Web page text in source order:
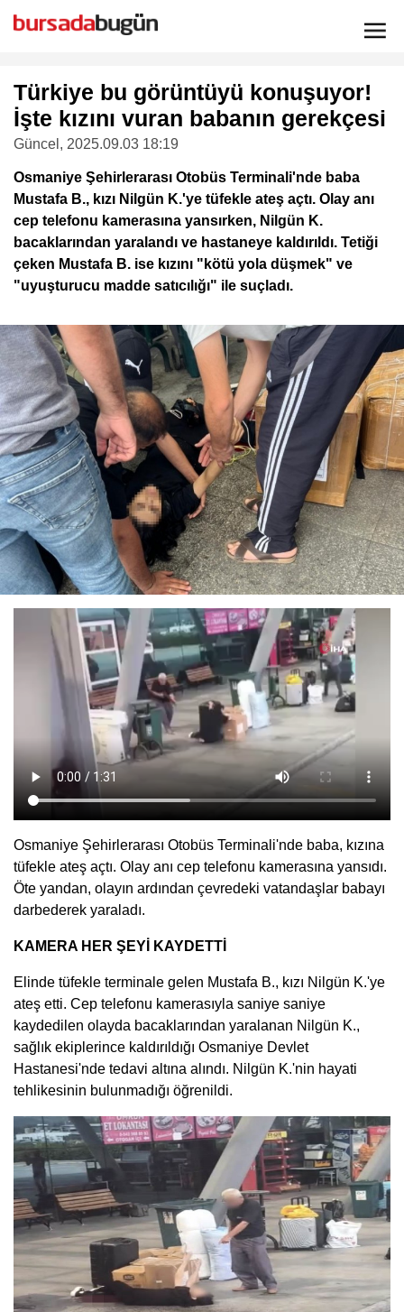
Türkiye bu görüntüyü konuşuyor!
İşte kızını vuran babanın gerekçesi
Güncel , 2025.09.03 18:19
Osmaniye Şehirlerarası Otobüs Terminali'nde baba
Mustafa B., kızı Nilgün K.'ye tüfekle ateş açtı. Olay anı
cep telefonu kamerasına yansırken, Nilgün K.
bacaklarından yaralandı ve hastaneye kaldırıldı. Tetiği
çeken Mustafa B. ise kızını "kötü yola düşmek" ve
"uyuşturucu madde satıcılığı" ile suçladı.
Osmaniye Şehirlerarası Otobüs Terminali'nde baba, kızına
tüfekle ateş açtı. Olay anı cep telefonu kamerasına yansıdı.
Öte yandan, olayın ardından çevredeki vatandaşlar babayı
darbederek yaraladı.
KAMERA HER ŞEYİ KAYDETTİ
Elinde tüfekle terminale gelen Mustafa B., kızı Nilgün K.'ye
ateş etti. Cep telefonu kamerasıyla saniye saniye
kaydedilen olayda bacaklarından yaralanan Nilgün K.,
sağlık ekiplerince kaldırıldığı Osmaniye Devlet
Hastanesi'nde tedavi altına alındı. Nilgün K.'nin hayati
tehlikesinin bulunmadığı öğrenildi.